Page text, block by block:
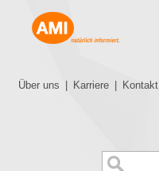
Über uns Karriere Kontakt